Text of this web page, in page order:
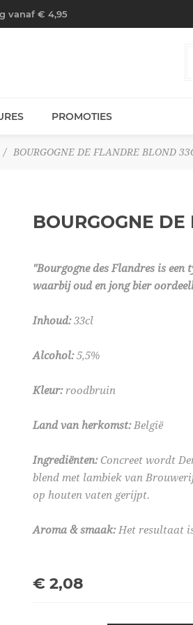
vanaf € 4,95
PROMOTIES
/ BOURGOGNE DE FLANDRE BLOND
BOURGOGNE
"Bourgogne des Flandres is
waarbij oud en jong bier
Inhoud:33cl
Alcohol:5,5%
Kleur:roodbruin
Land van herkomst:België
Ingrediënten: Concreet wordt
blend met lambiek van
op houten vaten gerijpt.
Aroma & smaak:Het resultaat
€ 2,08